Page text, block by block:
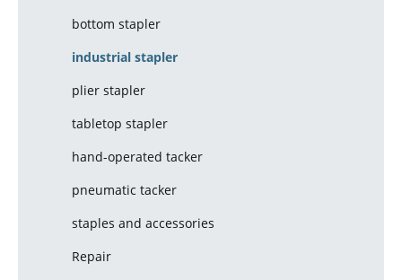
bottom stapler
industrial stapler
plier stapler
tabletop stapler
hand-operated tacker
pneumatic tacker
staples and accessories
Repair